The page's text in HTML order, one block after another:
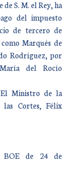
S. M. el Rey, ha
del impuesto
de tercero de
Marqués de
Rodríguez, por
del Rocío
Ministro de la
las Cortes, Félix
BOE de 24 de